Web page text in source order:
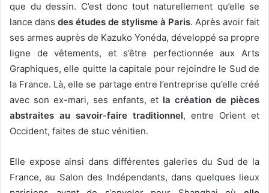
que du dessin. C’est donc tout naturellement qu’elle se
lance dans des études de stylisme à Paris. Après avoir fait
ses armes auprès de Kazuko Yonéda, développé sa propre
ligne de vêtements, et s’être perfectionnée aux Arts
Graphiques, elle quitte la capitale pour rejoindre le Sud de
la France. Là, elle se partage entre l’entreprise qu’elle créé
avec son ex-mari, ses enfants, et la création de pièces
abstraites au savoir-faire traditionnel, entre Orient et
Occident, faites de stuc vénitien.
Elle expose ainsi dans différentes galeries du Sud de la
France, au Salon des Indépendants, dans quelques lieux